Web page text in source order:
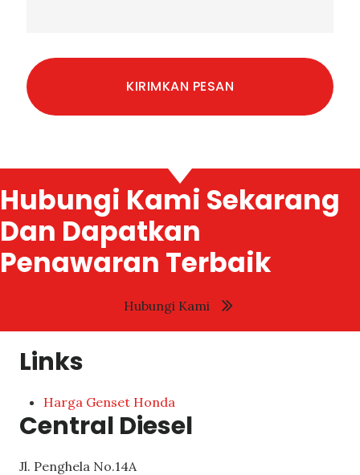
Hubungi Kami Sekarang
Dan Dapatkan
Penawaran Terbaik
Hubungi Kami
Links
Harga Genset Honda
Central Diesel
Jl. Penghela No.14A